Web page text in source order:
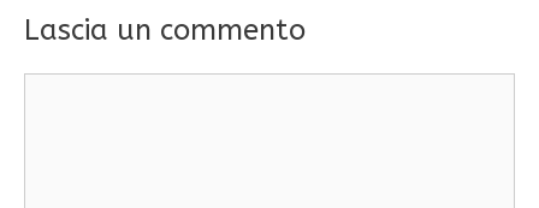
Lascia un commento